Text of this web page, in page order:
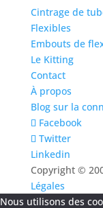
Cintrage de
Flexibles
Embouts de
Le Kitting
Contact
À propos
Blog sur la
Facebook
Twitter
Linkedin
Copyright ©
Légales
Nous utilisons des